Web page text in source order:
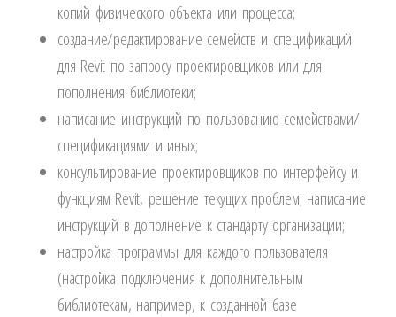
копий физического объекта или процесса;
создание/редактирование семейств и спецификаций
для Revit по запросу проектировщиков или для
пополнения библиотеки;
написание инструкций по пользованию семействами/
спецификациями и иных;
консультирование проектировщиков по интерфейсу и
функциям Revit, решение текущих проблем; написание
инструкций в дополнение к стандарту организации;
настройка программы для каждого пользователя
(настройка подключения к дополнительным
библиотекам, например, к созданной базе